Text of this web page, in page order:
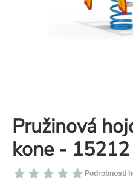
Pružinová
kone - 15212
Priemerné
Podrobnosti